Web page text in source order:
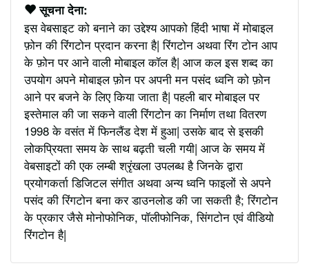
सूचना देना:
इस वेबसाइट को बनाने का उद्देश्य आपको हिंदी भाषा में मोबाइल
फ़ोन की रिंगटोन प्रदान करना है| रिंगटोन अथवा रिंग टोन आप
के फ़ोन पर आने वाली मोबाइल कॉल है| आज कल इस शब्द का
उपयोग अपने मोबाइल फ़ोन पर अपनी मन पसंद ध्वनि को फ़ोन
आने पर बजने के लिए किया जाता है| पहली बार मोबाइल पर
इस्तेमाल की जा सकने वाली रिंगटोन का निर्माण तथा वितरण
1998 के वसंत में फिनलैंड देश में हुआ| उसके बाद से इसकी
लोकप्रियता समय के साथ बढ़ती चली गयी| आज के समय में
वेबसाइटों की एक लम्बी श्रृंखला उपलब्ध है जिनके द्वारा
प्रयोगकर्ता डिजिटल संगीत अथवा अन्य ध्वनि फाइलों से अपने
पसंद की रिंगटोन बना कर डाउनलोड की जा सकती है; रिंगटोन
के प्रकार जैसे मोनोफोनिक, पॉलीफोनिक, सिंगटोन एवं वीडियो
रिंगटोन है|